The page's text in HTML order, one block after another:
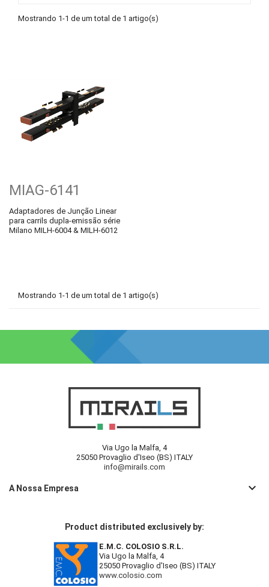
Mostrando 1-1 de um total de 1 artigo(s)
MIAG-6141
Adaptadores de Junção Linear
para carrils dupla-emissão série
Milano MILH-6004 & MILH-6012
Mostrando 1-1 de um total de 1 artigo(s)
Via Ugo la Malfa, 4
25050 Provaglio d'Iseo (BS) ITALY
info@mirails.com
A Nossa Empresa keyboard_arrow_down
Product distributed exclusively by:
E.M.C. COLOSIO S.R.L.
Via Ugo la Malfa, 4
25050 Provaglio d'Iseo (BS) ITALY
www.colosio.com